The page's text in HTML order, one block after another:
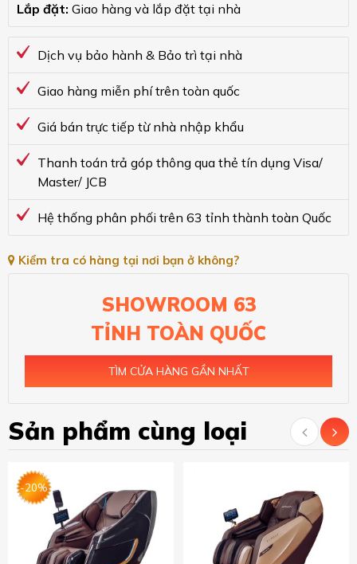
Lắp đặt: Giao hàng và lắp đặt tại nhà
Dịch vụ bảo hành & Bảo trì tại nhà
Giao hàng miễn phí trên toàn quốc
Giá bán trực tiếp từ nhà nhập khẩu
Thanh toán trả góp thông qua thẻ tín dụng Visa/
Master/ JCB
Hệ thống phân phối trên 63 tỉnh thành toàn Quốc
Kiểm tra có hàng tại nơi bạn ở không?
SHOWROOM 63
TỈNH TOÀN QUỐC
TÌM CỬA HÀNG GẦN NHẤT
Sản phẩm cùng loại
-20%